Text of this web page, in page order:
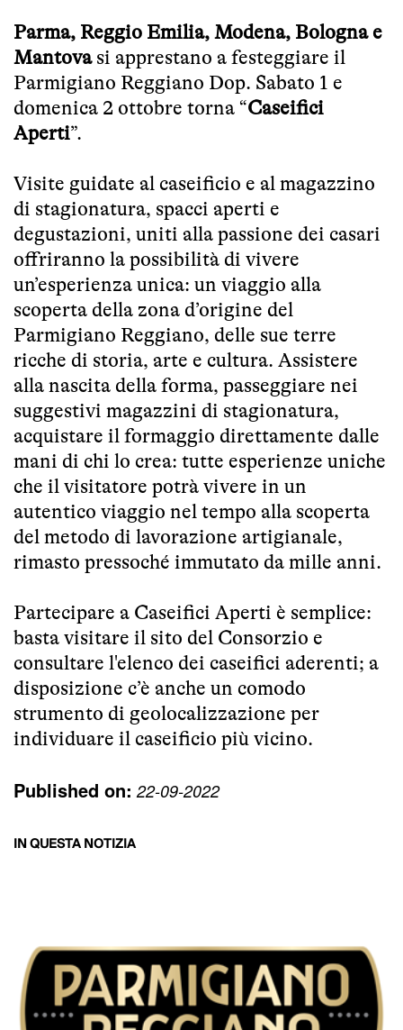
Parma, Reggio Emilia, Modena, Bologna e
Mantovasi apprestano a festeggiare il
Parmigiano Reggiano Dop. Sabato 1 e
domenica 2 ottobre torna “Caseifici
Aperti”.
Visite guidate al caseificio e al magazzino
di stagionatura, spacci aperti e
degustazioni, uniti alla passione dei casari
offriranno la possibilità di vivere
un’esperienza unica: un viaggio alla
scoperta della zona d’origine del
Parmigiano Reggiano, delle sue terre
ricche di storia, arte e cultura. Assistere
alla nascita della forma, passeggiare nei
suggestivi magazzini di stagionatura,
acquistare il formaggio direttamente dalle
mani di chi lo crea: tutte esperienze uniche
che il visitatore potrà vivere in un
autentico viaggio nel tempo alla scoperta
del metodo di lavorazione artigianale,
rimasto pressoché immutato da mille anni.
Partecipare a Caseifici Aperti è semplice:
basta visitare il sito del Consorzio e
consultare l'elenco dei caseifici aderenti; a
disposizione c’è anche un comodo
strumento di geolocalizzazione per
individuare il caseificio più vicino.
Published on: 22-09-2022
IN QUESTA NOTIZIA